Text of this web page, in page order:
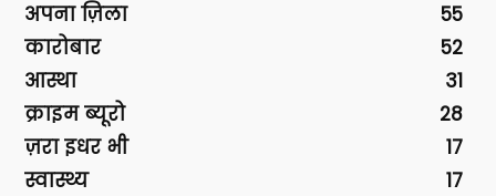
अपना ज़िला
55
कारोबार
52
आस्था
31
क्राइम ब्यूरो
28
ज़रा इधर भी
17
स्वास्थ्य
17